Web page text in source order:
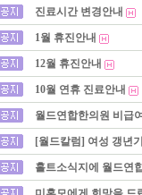
진료시간 변경안내
1월 휴진안내
12월 휴진안내
10월 연휴 진료안내
월드연합한의원 비급
[월드칼럼] 여성 갱년
홀트소식지에 월드연